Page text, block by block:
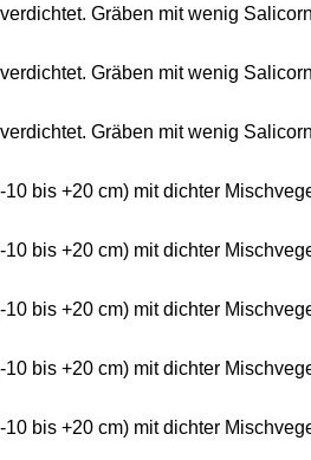
Gräben mit wenig
Gräben mit wenig
Gräben mit wenig
bis +20 cm) mit dichter
bis +20 cm) mit dichter
bis +20 cm) mit dichter
bis +20 cm) mit dichter
bis +20 cm) mit dichter